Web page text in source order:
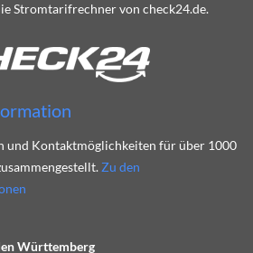
Stromtarifrechner von check24.de.
und Kontaktmöglichkeiten für über 1000
Zu den
Württemberg